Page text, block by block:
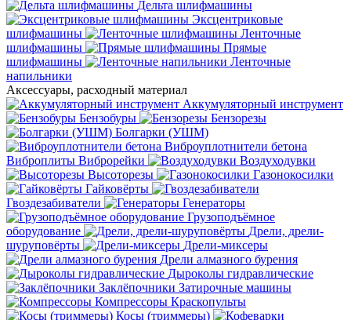
Дельта шлифмашины
Эксцентриковые
шлифмашины
Ленточные
шлифмашины
Прямые
шлифмашины
Ленточные
напильники
Аксессуары, расходный материал
Аккумуляторный инструмент
Бензобуры
Бензорезы
Болгарки (УШМ)
Виброуплотнители бетона
Виброплиты Виброрейки
Воздуходувки
Высоторезы
Газонокосилки
Гайковёрты
Гвоздезабиватели
Генераторы
Грузоподъёмное
оборудование
Дрели, дрели-
шуруповёрты
Дрели-миксеры
Дрели алмазного бурения
Дыроколы гидравлические
Заклёпочники Затирочные машины
Компрессоры Краскопульты
Косы (триммеры)